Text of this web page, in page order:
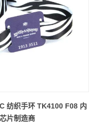
纺织手环 TK4100 F08 内
片制造商